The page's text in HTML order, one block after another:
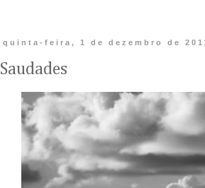
quinta-feira, 1 de dezembro de
Saudades